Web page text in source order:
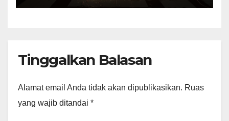
Tinggalkan Balasan
Alamat email Anda tidak akan dipublikasikan. Ruas
yang wajib ditandai *